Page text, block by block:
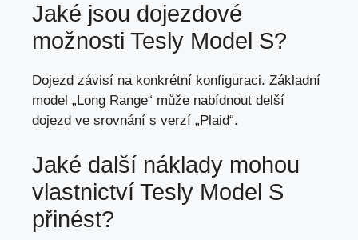
Jaké jsou dojezdové
možnosti Tesly Model S?
Dojezd závisí na konkrétní konfiguraci. Základní
model „Long Range“ může nabídnout delší
dojezd ve srovnání s verzí „Plaid“.
Jaké další náklady mohou
vlastnictví Tesly Model S
přinést?